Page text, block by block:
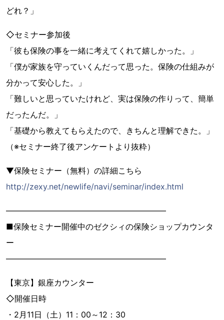
どれ？」
◇セミナー参加後
「彼も保険の事を一緒に考えてくれて嬉しかった。」
「僕が家族を守っていくんだって思った。保険の仕組みが
分かって安心した。」
「難しいと思っていたけれど、実は保険の作りって、簡単
だったんだ。」
「基礎から教えてもらえたので、きちんと理解できた。」
（※セミナー終了後アンケートより抜粋）
▼保険セミナー（無料）の詳細こちら
http://zexy.net/newlife/navi/seminar/index.html
――――――――――――――――――――
■保険セミナー開催中のゼクシィの保険ショップカウンタ
ー
――――――――――――――――――――
【東京】銀座カウンター
◇開催日時
・2月11日（土）11：00～12：30